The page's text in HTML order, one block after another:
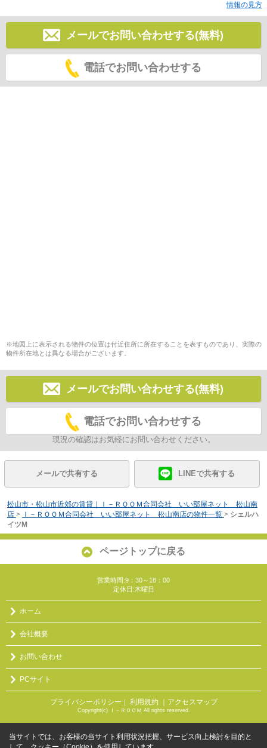
情報の見方
メールでお問い合わせする(無料)
電話でお問い合わせする
※地図上に表示される物件の位置は付近住所に所在することを表すものであり、実際の
物件所在地とは異なる場合がございます。
メールでお問い合わせする(無料)
電話でお問い合わせする
現況の確認はお気軽にお問い合わせください。
メールで共有する LINEで共有する
松山市・松山市近郊の賃貸｜Ｉ－ＲＯＯＭ合同会社 いい部屋ネット 松山南
店 > Ｉ－ＲＯＯＭ合同会社 いい部屋ネット 松山南店の物件一覧 > シェルハ
イツM
ページトップに戻る
営業時間:9：30～18：00
定休日:木曜日
ホーム
会社概要
お問い合わせ
PCサイト
プライバシーポリシー 利用規約 ｜アクセスマップ
Copyright(c) Ｉ－ＲＯＯＭ All rights reserved.
当サイトでは、お客様の当サイト利用状況把握、サービス向上検討を目的と